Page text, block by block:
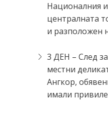
Националния
централната
и разположен
3 ДЕН – След
местни
Ангкор,
имали